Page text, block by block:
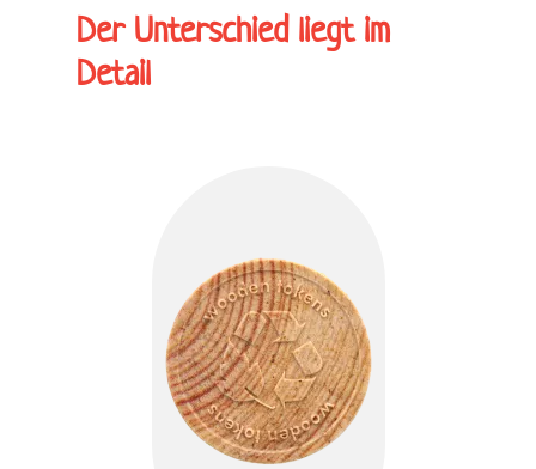
Der Unterschied liegt im
Detail